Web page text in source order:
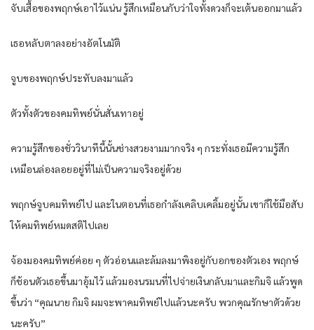
จับเสื้อของพฤกษ์เอาไว้แน่น รู้สึกเหมือนกับว่าใจทั้งดวงก็จะเต้นออกมาแล้ว
เธอหลับตาลงอย่างอัตโนมัติ
จูบของพฤกษ์ประทับลงมาแล้ว
ตัวทั้งตัวของคมทิพย์นั่นสั่นเทาอยู่
ความรู้สึกของชั่ววินาทีนี้นั้นช่างสวยงามมากจริง ๆ กระทั่งเธอมีความรู้สึก
เหมือนล่องลอยอยู่ที่ไม่เป็นความจริงอยู่ด้วย
พฤกษ์จูบคมทิพย์ไป และในตอนที่เธอกำลังเคลิบเคลิ้มอยู่นั้น เขาก็ใช้มือสับ
ให้คมทิพย์หมดสติไปเลย
จ้องมองคมทิพย์ค่อย ๆ ตัวอ่อนและล้มลงมาพิงอยู่กับอกของตัวเอง พฤกษ์
ก็ช้อนตัวเธอขึ้นมาอุ้มไว้ แล้วมองนรมนที่ไปจ่ายเงินกลับมาและกิมจิ แล้วพูด
ขึ้นว่า “คุณนาย กิมจิ ผมจะพาคมทิพย์ไปแล้วนะครับ พวกคุณรักษาตัวด้วย
นะครับ”